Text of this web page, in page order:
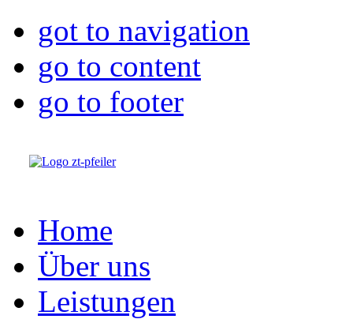
got to navigation
go to content
go to footer
Home
Über uns
Leistungen